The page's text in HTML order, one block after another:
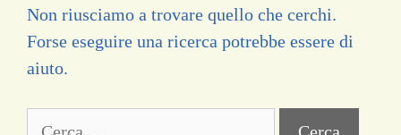
Non riusciamo a trovare quello che cerchi.
Forse eseguire una ricerca potrebbe essere di
aiuto.